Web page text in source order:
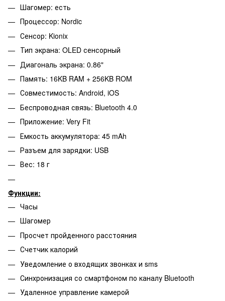
Шагомер: есть
Процессор: Nordic
Сенсор: Kionix
Тип экрана: OLED сенсорный
Диагональ экрана: 0.86"
Память: 16KB RAM + 256KB ROM
Совместимость: Android, iOS
Беспроводная связь: Bluetooth 4.0
Приложение: Very Fit
Емкость аккумулятора: 45 mAh
Разъем для зарядки: USB
Вес: 18 г
Функции:
Часы
Шагомер
Просчет пройденного расстояния
Счетчик калорий
Уведомление о входящих звонках и sms
Синхронизация со смартфоном по каналу Bluetooth
Удаленное управление камерой